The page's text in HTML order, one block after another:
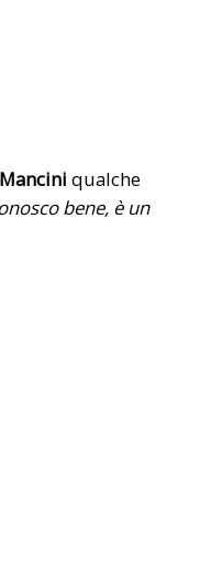
qualche
bene, è un